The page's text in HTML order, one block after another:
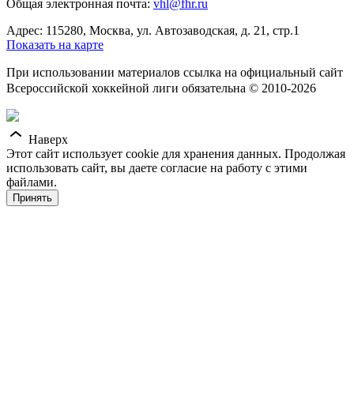
Общая электронная почта: vhl@fhr.ru
Адрес: 115280, Москва, ул. Автозаводская, д. 21, стр.1
Показать на карте
При использовании материалов ссылка на официальный сайт
Всероссийской хоккейной лиги обязательна © 2010-2026
Наверх
Этот сайт использует cookie для хранения данных. Продолжая
использовать сайт, вы даете согласие на работу с этими
файлами.
Принять